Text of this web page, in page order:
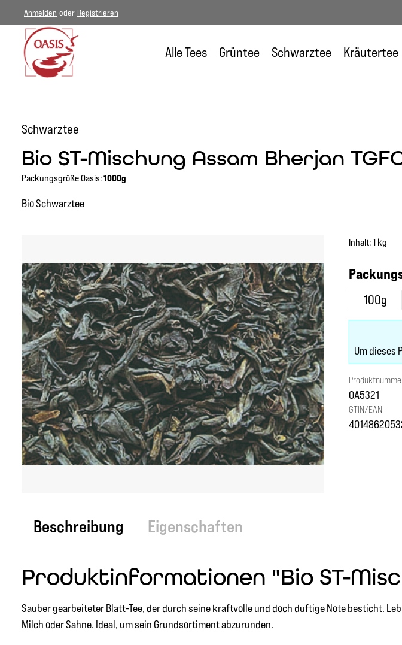
Hauptinhalt springen
Zur Hauptnavigation springen
Anmelden oder Registrieren
Alle Tees Grüntee Schwarztee Kräutertee
Schwarztee
Bio ST-Mischung Assam Bherjan
Packungsgröße Oasis:1000g
Bio Schwarztee
Inhalt:1 kg
100g
Um dieses
OA5321
GTIN/EAN:
Beschreibung Eigenschaften
Produktinformationen "Bio ST-
Sauber gearbeiteter Blatt-Tee, der durch seine kraftvolle und doch duftige Note besticht.
Milch oder Sahne. Ideal, um sein Grundsortiment abzurunden.